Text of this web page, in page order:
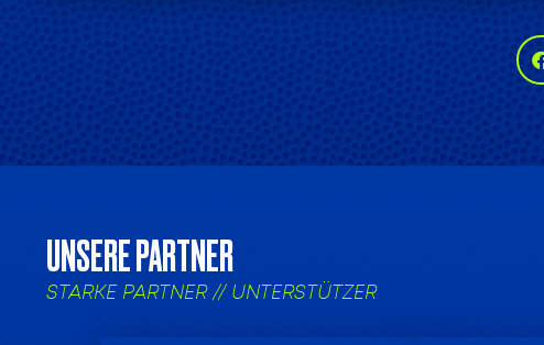
UNSERE PARTNER
STARKE PARTNER // UNTERSTÜTZER